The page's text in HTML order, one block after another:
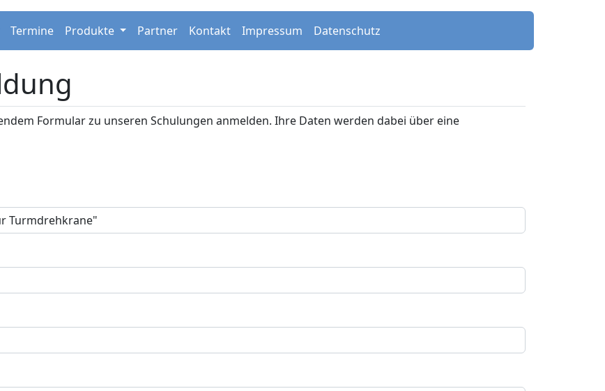
Termine Produkte Partner Kontakt Impressum Datenschutz
Formular zu unseren Schulungen anmelden. Ihre Daten werden dabei über eine